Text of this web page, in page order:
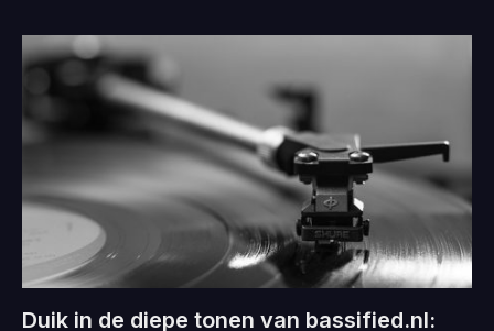
Duik in de diepe tonen van bassified.nl: